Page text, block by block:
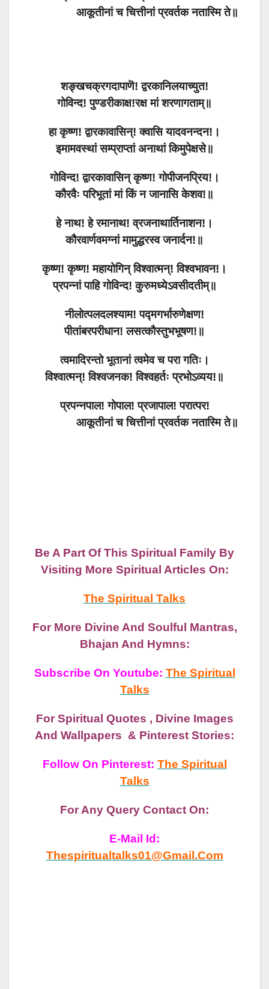
आकूतीनां च चित्तीनां प्रवर्तक नतास्मि ते॥
शङ्खचक्रगदापाणॆ! द्वरकानिलयाच्युत!
गोविन्द! पुण्डरीकाक्ष!रक्ष मां शरणागताम्॥
हा कृष्ण! द्वारकावासिन्! क्वासि यादवनन्दन!।
इमामवस्थां सम्प्राप्तां अनाथां किमुपेक्षसे॥
गोविन्द! द्वारकावासिन् कृष्ण! गोपीजनप्रिय!।
कौरवैः परिभूतां मां किं न जानासि केशव!॥
हे नाथ! हे रमानाथ! व्रजनाथार्तिनाशन!।
कौरवार्णवमग्नां मामुद्धरस्व जनार्दन!॥
कृष्ण! कृष्ण! महायोगिन् विश्वात्मन्! विश्वभावन!।
प्रपन्नां पाहि गोविन्द! कुरुमध्येऽवसीदतीम्॥
नीलोत्पलदलश्याम! पद्मगर्भारुणेक्षण!
पीतांबरपरीधान! लसत्कौस्तुभभूषण!॥
त्वमादिरन्तो भूतानां त्वमेव च परा गतिः।
विश्वात्मन्! विश्वजनक! विश्वहर्तः प्रभोऽव्यय!॥
प्रपन्नपाल! गोपाल! प्रजापाल! परात्पर!
आकूतीनां च चित्तीनां प्रवर्तक नतास्मि ते॥
Be A Part Of This Spiritual Family By
Visiting More Spiritual Articles On:
The Spiritual Talks
For More Divine And Soulful Mantras,
Bhajan And Hymns:
Subscribe On Youtube: The Spiritual
Talks
For Spiritual Quotes , Divine Images
And Wallpapers & Pinterest Stories:
Follow On Pinterest: The Spiritual
Talks
For Any Query Contact On:
E-Mail Id:
Thespiritualtalks01@gmail.com